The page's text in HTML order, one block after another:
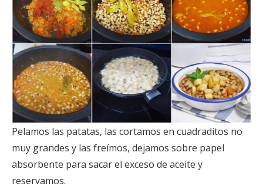
Pelamos las patatas, las cortamos en cuadraditos no
muy grandes y las freímos, dejamos sobre papel
absorbente para sacar el exceso de aceite y
reservamos.